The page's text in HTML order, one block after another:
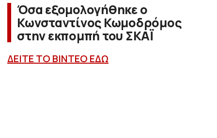
Όσα εξομολογήθηκε ο
Κωνσταντίνος Κωμοδρόμος
στην εκπομπή του ΣΚΑΪ
ΔΕΙΤΕ ΤΟ ΒΙΝΤΕΟ ΕΔΩ